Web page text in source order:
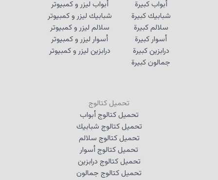
أبواب كبيرة
شبابيك كبيرة
سلالم كبيرة
أسوار كبيرة
درابزين كبيرة
جمالون كبيرة
أبواب ليزر و كمبيوتر
شبابيك ليزر و كمبيوتر
سلالم ليزر و كمبيوتر
أسوار ليزر و كمبيوتر
درابزين ليزر و كمبيوتر
تحميل كتالوج
تحميل كتالوج أبواب
تحميل كتالوج شبابيك
تحميل كتالوج سلالم
تحميل كتالوج أسوار
تحميل كتالوج درابزين
تحميل كتالوج جمالون